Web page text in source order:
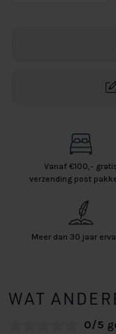
Vanaf €100,-
verzending post
Meer dan 30 jaar
WAT
0/5